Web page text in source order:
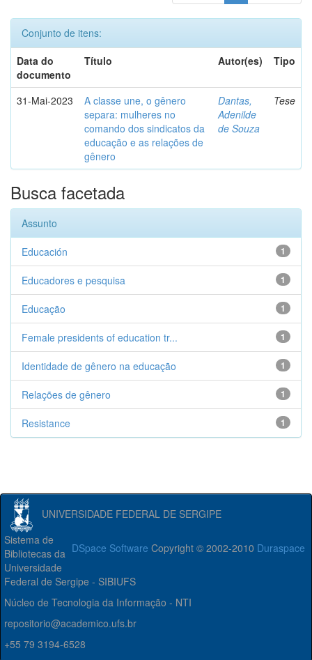
Conjunto de itens:
Data do
documento
Título Autor(es) Tipo
31-Mai-2023
A classe une, o gênero
separa: mulheres no
comando dos sindicatos da
educação e as relações de
gênero
Dantas,
Adenilde
de Souza
Tese
Busca facetada
Assunto
1
Educación
1
Educadores e pesquisa
1
Educação
1
Female presidents of education tr...
1
Identidade de gênero na educação
1
Relações de gênero
1
Resistance
UNIVERSIDADE FEDERAL DE SERGIPE
DSpace Software Copyright © 2002-2010 Duraspace
Sistema de
Bibliotecas da
Universidade
Federal de Sergipe - SIBIUFS
Núcleo de Tecnologia da Informação - NTI
repositorio@academico.ufs.br
+55 79 3194-6528